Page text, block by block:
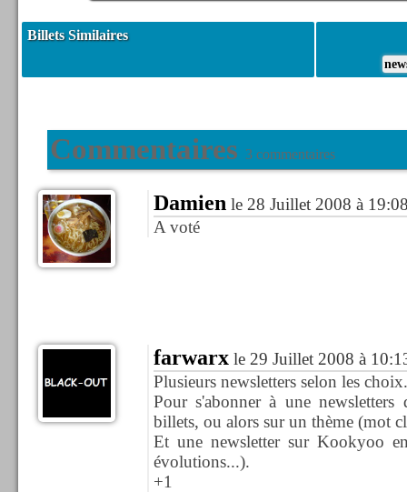
Billets Similaires
Commentaires 3 commentaires
Damien le 28 Juillet 2008 à
A voté
farwarxle 29 Juillet 2008 à
Plusieurs newsletters selon les choix.
Pour s'abonner à une
billets, ou alors sur un thème (mot
Et une newsletter sur Kookyoo
évolutions...).
+1